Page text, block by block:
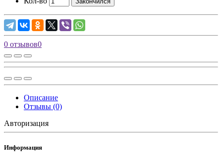
0 отзывов0
Описание
Отзывы (0)
Авторизация
Информация